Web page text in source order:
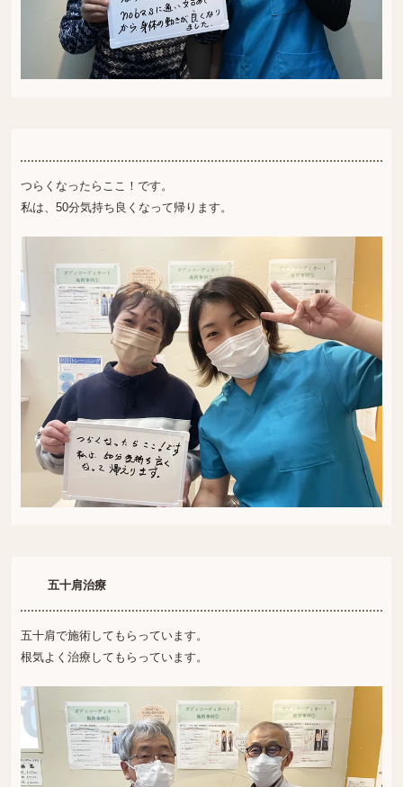
つらくなったらここ！です。
私は、50分気持ち良くなって帰ります。
五十肩治療
五十肩で施術してもらっています。
根気よく治療してもらっています。